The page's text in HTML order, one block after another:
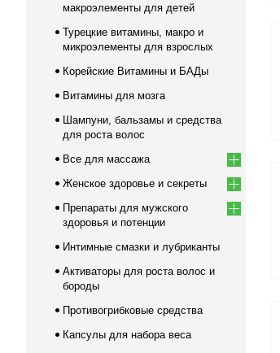
макроэлементы для детей
Турецкие витамины, макро и
микроэлементы для взрослых
Корейские Витамины и БАДы
Витамины для мозга
Шампуни, бальзамы и средства
для роста волос
Все для массажа
Женское здоровье и секреты
Препараты для мужского
здоровья и потенции
Интимные смазки и лубриканты
Активаторы для роста волос и
бороды
Противогрибковые средства
Капсулы для набора веса